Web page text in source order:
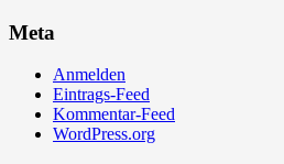
Meta
Anmelden
Eintrags-Feed
Kommentar-Feed
WordPress.org